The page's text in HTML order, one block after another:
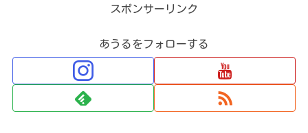
スポンサーリンク
あうるをフォローする